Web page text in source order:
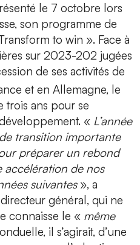
le 7 octobre lors
son programme de
to win ». Face à
sur 2023-202 jugées
de ses activités de
et en Allemagne, le
trois ans pour se
« L’année
transition importante
préparer un rebond
de nos
suivantes», a
général, qui ne
connaisse le « même
il s’agirait, d’une